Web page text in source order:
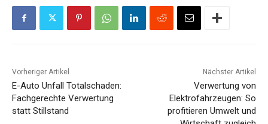
Vorheriger Artikel
E-Auto Unfall Totalschaden:
Fachgerechte Verwertung
statt Stillstand
Nächster Artikel
Verwertung von
Elektrofahrzeugen: So
profitieren Umwelt und